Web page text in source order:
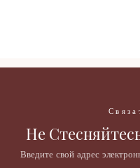
Не
Введите свой адрес